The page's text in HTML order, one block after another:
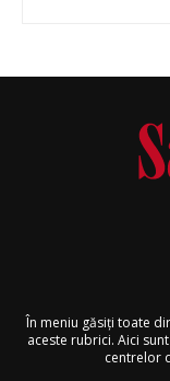
În meniu găsiţi toate
aceste rubrici. Aici
centrelor